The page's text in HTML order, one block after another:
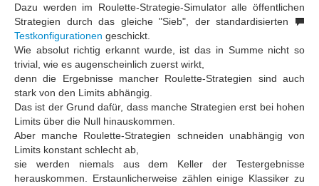
Dazu werden im Roulette-Strategie-Simulator alle öffentlichen
Strategien durch das gleiche "Sieb", der standardisierten
Testkonfigurationen geschickt.
Wie absolut richtig erkannt wurde, ist das in Summe nicht so
trivial, wie es augenscheinlich zuerst wirkt,
denn die Ergebnisse mancher Roulette-Strategien sind auch
stark von den Limits abhängig.
Das ist der Grund dafür, dass manche Strategien erst bei hohen
Limits über die Null hinauskommen.
Aber manche Roulette-Strategien schneiden unabhängig von
Limits konstant schlecht ab,
sie werden niemals aus dem Keller der Testergebnisse
herauskommen. Erstaunlicherweise zählen einige Klassiker zu